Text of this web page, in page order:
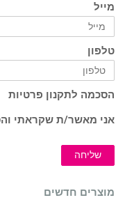
מייל
טלפון
הסכמה לתקנון פרטיות
אני מאשר/ת שקראתי
שליחה
מוצרים חדשים